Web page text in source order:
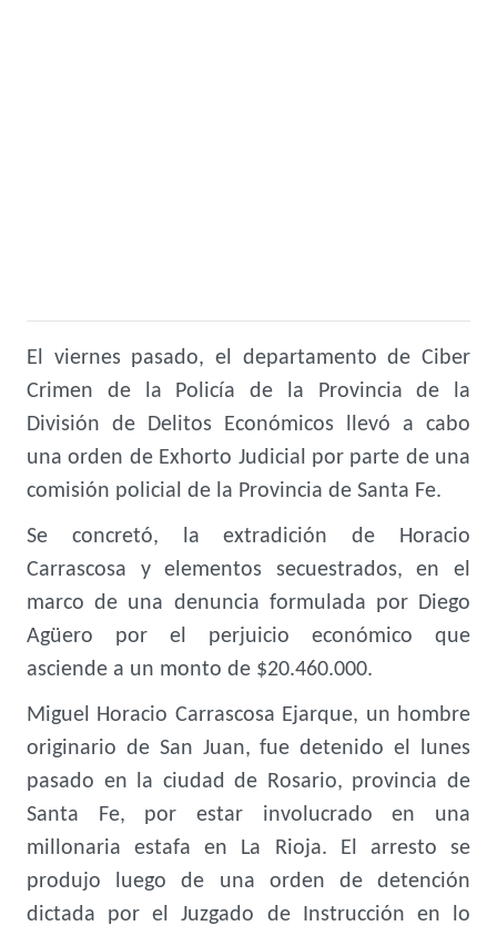
El viernes pasado, el departamento de Ciber
Crimen de la Policía de la Provincia de la
División de Delitos Económicos llevó a cabo
una orden de Exhorto Judicial por parte de una
comisión policial de la Provincia de Santa Fe.
Se concretó, la extradición de Horacio
Carrascosa y elementos secuestrados, en el
marco de una denuncia formulada por Diego
Agüero por el perjuicio económico que
asciende a un monto de $20.460.000.
Miguel Horacio Carrascosa Ejarque, un hombre
originario de San Juan, fue detenido el lunes
pasado en la ciudad de Rosario, provincia de
Santa Fe, por estar involucrado en una
millonaria estafa en La Rioja. El arresto se
produjo luego de una orden de detención
dictada por el Juzgado de Instrucción en lo